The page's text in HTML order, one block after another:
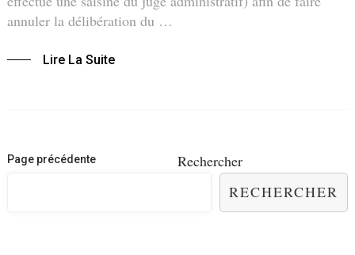
annuler la délibération du …
Lire La Suite
Navigation
Page précédente
Rechercher
RECHERCHER